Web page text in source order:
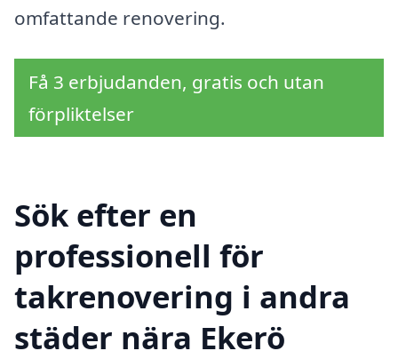
omfattande renovering.
Få 3 erbjudanden, gratis och utan
förpliktelser
Sök efter en
professionell för
takrenovering i andra
städer nära Ekerö